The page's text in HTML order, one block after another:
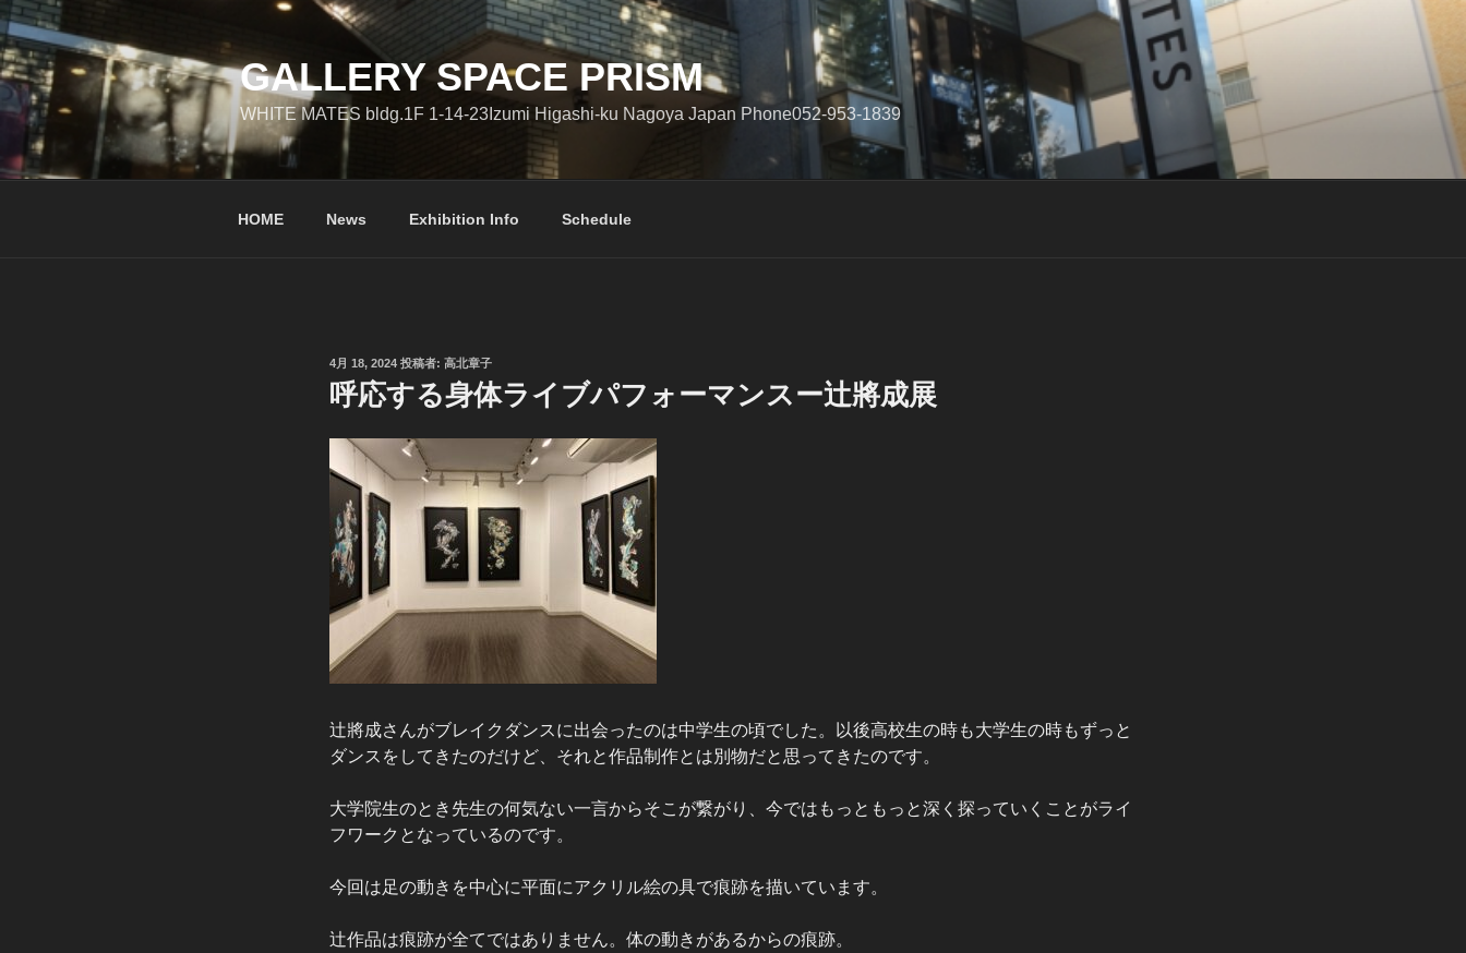
コ
ン
テ
ン
ツ
ス
GALLERY SPACE PRISM
WHITE MATES bldg.1F 1-14-23Izumi Higashi-ku Nagoya Japan Phone052-953-1839
HOME News Exhibition Info Schedule
投
稿
日:
4月 18, 2024 投稿者: 高北章子
呼応する身体ライブパフォーマンスー辻將成展
辻將成さんがブレイクダンスに出会ったのは中学生の頃でした。以後高校生の時も大学生の時もずっと
ダンスをしてきたのだけど、それと作品制作とは別物だと思ってきたのです。
大学院生のとき先生の何気ない一言からそこが繋がり、今ではもっともっと深く探っていくことがライ
フワークとなっているのです。
今回は足の動きを中心に平面にアクリル絵の具で痕跡を描いています。
辻作品は痕跡が全てではありません。体の動きがあるからの痕跡。